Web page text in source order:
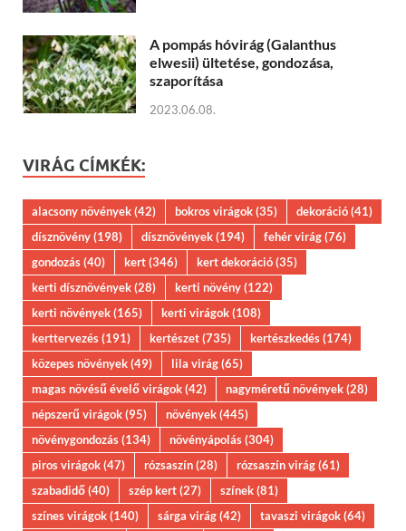
A pompás hóvirág (Galanthus
elwesii) ültetése, gondozása,
szaporítása
2023.06.08.
VIRÁG CÍMKÉK:
alacsony növények(42) bokros virágok(35) dekoráció(41)
dísznövény(198) dísznövények(194) fehér virág(76)
gondozás(40) kert(346) kert dekoráció(35)
kerti dísznövények(28) kerti növény(122)
kerti növények(165) kerti virágok(108)
kerttervezés(191) kertészet(735) kertészkedés(174)
közepes növények(49) lila virág(65)
magas növésű évelő virágok(42) nagyméretű növények(28)
népszerű virágok(95) növények(445)
növénygondozás(134) növényápolás(304)
piros virágok(47) rózsaszín(28) rózsaszín virág(61)
szabadidő(40) szép kert(27) színek(81)
színes virágok(140) sárga virág(42) tavaszi virágok(64)